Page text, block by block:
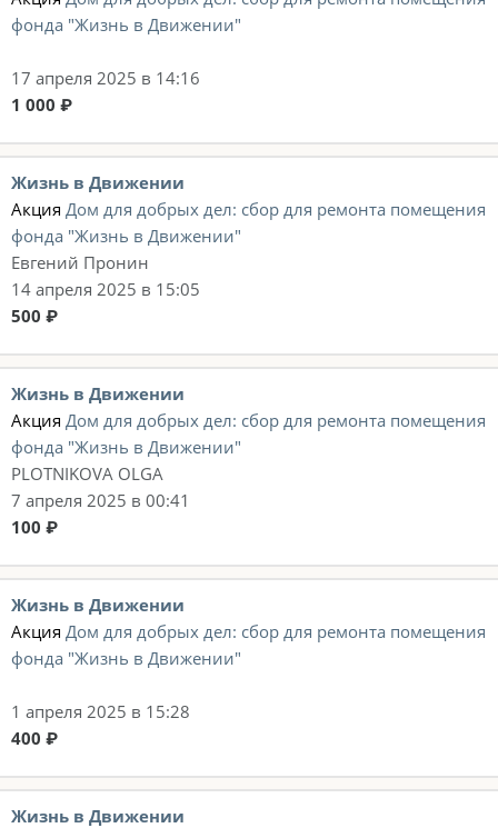
фонда "Жизнь в Движении"
17 апреля 2025 в 14:16
1 000 ₽
Жизнь в Движении
Акция Дом для добрых дел: сбор для ремонта помещения
фонда "Жизнь в Движении"
Евгений Пронин
14 апреля 2025 в 15:05
500 ₽
Жизнь в Движении
Акция Дом для добрых дел: сбор для ремонта помещения
фонда "Жизнь в Движении"
PLOTNIKOVA OLGA
7 апреля 2025 в 00:41
100 ₽
Жизнь в Движении
Акция Дом для добрых дел: сбор для ремонта помещения
фонда "Жизнь в Движении"
1 апреля 2025 в 15:28
400 ₽
Жизнь в Движении